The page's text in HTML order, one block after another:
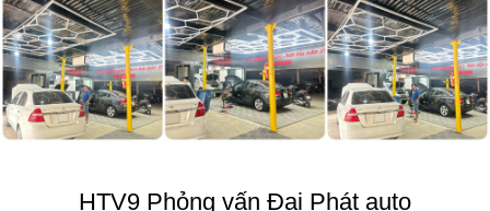
HTV9 Phỏng vấn Đại Phát auto